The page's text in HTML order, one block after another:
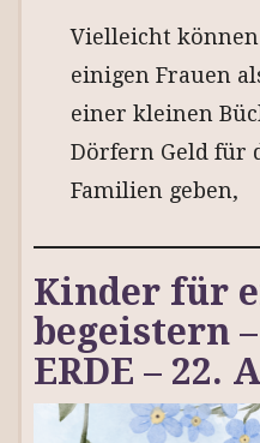
Vielleicht
einigen Frauen
einer kleinen
Dörfern Geld für
Familien geben,
Kinder für
begeistern –
ERDE – 22.